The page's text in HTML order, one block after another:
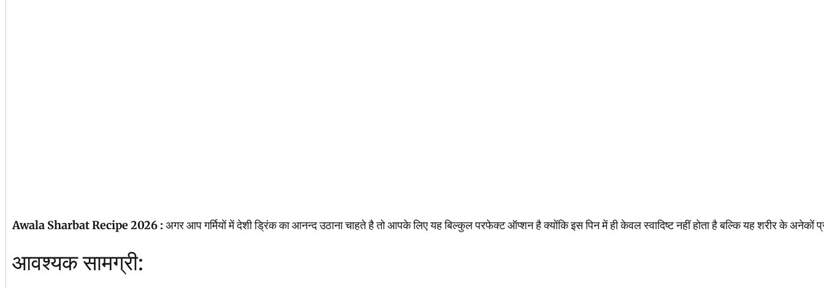
Awala Sharbat Recipe 2026 : अगर आप गर्मियों में देशी ड्रिंक का आनन्द उठाना चाहते है तो आपके लिए यह बिल्कुल परफेक्ट ऑप्शन है क्योंकि इस पिन में ही केवल स्वादिष्ट नहीं होता है बल्कि यह शरीर के
आवश्यक सामग्री: